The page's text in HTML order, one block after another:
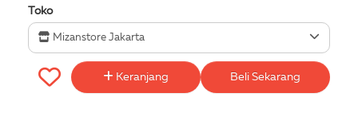
Toko
Mizanstore Jakarta
Keranjang Beli Sekarang